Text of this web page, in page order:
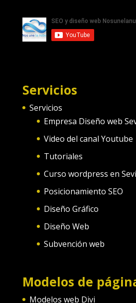
Servicios
Servicios
Empresa Diseño web
Video del canal Youtube
Tutoriales
Curso wordpress en
Posicionamiento SEO
Diseño Gráfico
Diseño Web
Subvención web
Modelos de
Modelos web Divi